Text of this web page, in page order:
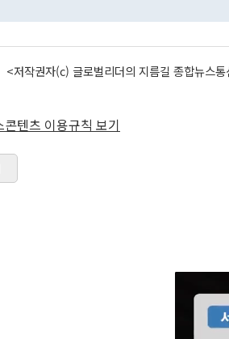
<저작권자(c) 글로벌리더의 지름길 종합뉴스
콘텐츠 이용규칙 보기